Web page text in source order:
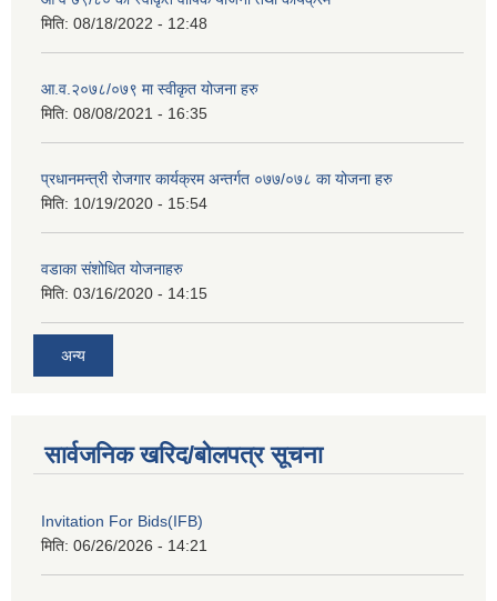
मिति: 08/18/2022 - 12:48
आ.व.२०७८/०७९ मा स्वीकृत योजना हरु
मिति: 08/08/2021 - 16:35
प्रधानमन्त्री रोजगार कार्यक्रम अन्तर्गत ०७७/०७८ का योजना हरु
मिति: 10/19/2020 - 15:54
वडाका संशोधित योजनाहरु
मिति: 03/16/2020 - 14:15
अन्य
सार्वजनिक खरिद/बोलपत्र सूचना
Invitation For Bids(IFB)
मिति: 06/26/2026 - 14:21